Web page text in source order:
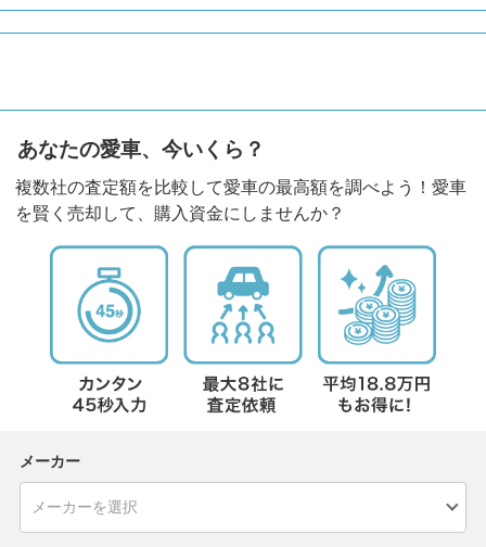
あなたの愛車、今いくら？
複数社の査定額を比較して愛車の最高額を調べよう！愛車
を賢く売却して、購入資金にしませんか？
メーカー